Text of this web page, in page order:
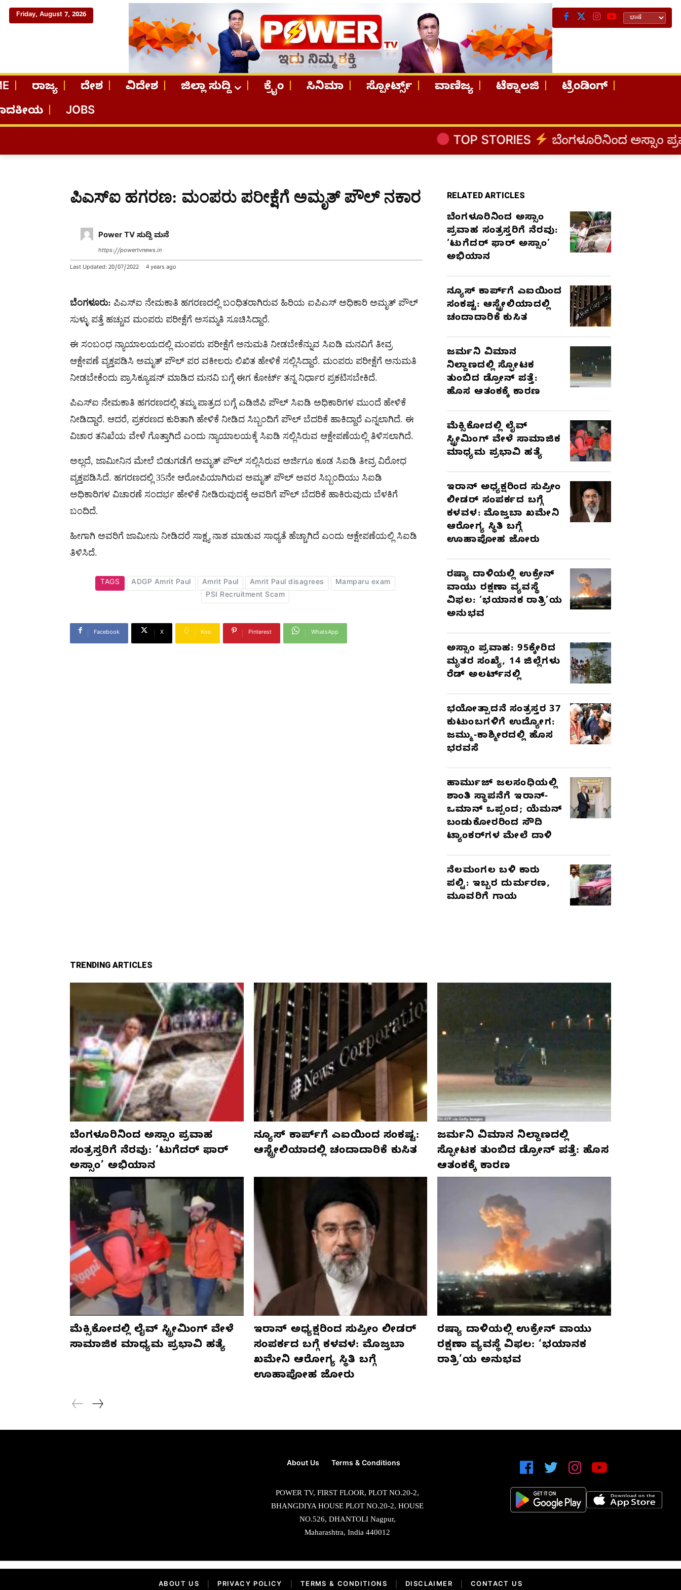
Friday, August 7, 2026
ರಾಜ್ಯ ದೇಶ ವಿದೇಶ ಜಿಲ್ಲಾ ಸುದ್ದಿ ಕ್ರೈಂ ಸಿನಿಮಾ ಸ್ಪೋರ್ಟ್ಸ್ ವಾಣಿಜ್ಯ ಟೆಕ್ನಾಲಜಿ
ಟ್ರೆಂಡಿಂಗ್
JOBS
TOP STORIES ಬೆಂಗಳೂರಿನಿಂದ ಅಸ್ಸಾಂ ಪ್ರವಾಹ
ಪಿಎಸ್ಐ ಹಗರಣ: ಮಂಪರು ಪರೀಕ್ಷೆಗೆ ಅಮೃತ್ ಪೌಲ್ ನಕಾರ
Power TV ಸುದ್ದಿ ಮನೆ
https://powertvnews.in
Last Updated: 20/07/2022 4 years ago
ಬೆಂಗಳೂರು: ಪಿಎಸ್ಐ ನೇಮಕಾತಿ ಹಗರಣದಲ್ಲಿ ಬಂಧಿತರಾಗಿರುವ ಹಿರಿಯ ಐಪಿಎಸ್ ಅಧಿಕಾರಿ ಅಮೃತ್ ಪೌಲ್
ಸುಳ್ಳು ಪತ್ತೆ ಹಚ್ಚುವ ಮಂಪರು ಪರೀಕ್ಷೆಗೆ ಅಸಮ್ಮತಿ ಸೂಚಿಸಿದ್ದಾರೆ.
ಈ ಸಂಬಂಧ ನ್ಯಾಯಾಲಯದಲ್ಲಿ ಮಂಪರು ಪರೀಕ್ಷೆಗೆ ಅನುಮತಿ ನೀಡಬೇಕೆನ್ನುವ ಸಿಐಡಿ ಮನವಿಗೆ ತೀವ್ರ
ಆಕ್ಷೇಪಣೆ ವ್ಯಕ್ತಪಡಿಸಿ ಅಮೃತ್ ಪೌಲ್ ಪರ ವಕೀಲರು ಲಿಖಿತ ಹೇಳಿಕೆ ಸಲ್ಲಿಸಿದ್ದಾರೆ. ಮಂಪರು ಪರೀಕ್ಷೆಗೆ ಅನುಮತಿ
ನೀಡಬೇಕೆಂದು ಪ್ರಾಸಿಕ್ಯೂಷನ್ ಮಾಡಿದ ಮನವಿ ಬಗ್ಗೆ ಈಗ ಕೋರ್ಟ್ ತನ್ನ ನಿರ್ಧಾರ ಪ್ರಕಟಿಸಬೇಕಿದೆ.
ಪಿಎಸ್‌ಐ ನೇಮಕಾತಿ ಹಗರಣದಲ್ಲಿ ತಮ್ಮ ಪಾತ್ರದ ಬಗ್ಗೆ ಎಡಿಜಿಪಿ ಪೌಲ್‌ ಸಿಐಡಿ ಅಧಿಕಾರಿಗಳ ಮುಂದೆ ಹೇಳಿಕೆ
ನೀಡಿದ್ದಾರೆ. ಆದರೆ, ಪ್ರಕರಣದ ಕುರಿತಾಗಿ ಹೇಳಿಕೆ ನೀಡಿದ ಸಿಬ್ಬಂದಿಗೆ ಪೌಲ್ ಬೆದರಿಕೆ ಹಾಕಿದ್ದಾರೆ ಎನ್ನಲಾಗಿದೆ. ಈ
ವಿಚಾರ ತನಿಖೆಯ ವೇಳೆ ಗೊತ್ತಾಗಿದೆ ಎಂದು ನ್ಯಾಯಾಲಯಕ್ಕೆ ಸಿಐಡಿ ಸಲ್ಲಿಸಿರುವ ಆಕ್ಷೇಪಣೆಯಲ್ಲಿ ತಿಳಿಸಲಾಗಿದೆ.
ಅಲ್ಲದೆ, ಜಾಮೀನಿನ‌ ಮೇಲೆ ಬಿಡುಗಡೆಗೆ ಅಮೃತ್ ಪೌಲ್​ ಸಲ್ಲಿಸಿರುವ ಅರ್ಜಿಗೂ ಕೂಡ ಸಿಐಡಿ ತೀವ್ರ ವಿರೋಧ
ವ್ಯಕ್ತಪಡಿಸಿದೆ. ಹಗರಣದಲ್ಲಿ 35ನೇ ಆರೋಪಿಯಾಗಿರುವ ಅಮೃತ್‌ ಪೌಲ್‌ ಅವರ ಸಿಬ್ಬಂದಿಯು ಸಿಐಡಿ
ಅಧಿಕಾರಿಗಳ ವಿಚಾರಣೆ ಸಂದರ್ಭ ಹೇಳಿಕೆ ನೀಡಿರುವುದಕ್ಕೆ ಅವರಿಗೆ ಪೌಲ್‌ ಬೆದರಿಕೆ ಹಾಕಿರುವುದು ಬೆಳಕಿಗೆ
ಬಂದಿದೆ.
ಹೀಗಾಗಿ ಅವರಿಗೆ ಜಾಮೀನು ನೀಡಿದರೆ ಸಾಕ್ಷ್ಯ ನಾಶ ಮಾಡುವ ಸಾಧ್ಯತೆ ಹೆಚ್ಚಾಗಿದೆ ಎಂದು ಆಕ್ಷೇಪಣೆಯಲ್ಲಿ ಸಿಐಡಿ
ತಿಳಿಸಿದೆ.
TAGS ADGP Amrit Paul Amrit Paul Amrit Paul disagrees
Mamparu exam
PSI Recruitment Scam
Facebook X Koo Pinterest WhatsApp
RELATED ARTICLES
ಬೆಂಗಳೂರಿನಿಂದ ಅಸ್ಸಾಂ
ಪ್ರವಾಹ ಸಂತ್ರಸ್ತರಿಗೆ ನೆರವು:
‘ಟುಗೆದರ್ ಫಾರ್ ಅಸ್ಸಾಂ’
ಅಭಿಯಾನ
ನ್ಯೂಸ್ ಕಾರ್ಪ್‌ಗೆ ಎಐಯಿಂದ
ಸಂಕಷ್ಟ: ಆಸ್ಟ್ರೇಲಿಯಾದಲ್ಲಿ
ಚಂದಾದಾರಿಕೆ ಕುಸಿತ
ಜರ್ಮನಿ ವಿಮಾನ
ನಿಲ್ದಾಣದಲ್ಲಿ ಸ್ಫೋಟಕ
ತುಂಬಿದ ಡ್ರೋನ್ ಪತ್ತೆ:
ಹೊಸ ಆತಂಕಕ್ಕೆ ಕಾರಣ
ಮೆಕ್ಸಿಕೋದಲ್ಲಿ ಲೈವ್
ಸ್ಟ್ರೀಮಿಂಗ್ ವೇಳೆ ಸಾಮಾಜಿಕ
ಮಾಧ್ಯಮ ಪ್ರಭಾವಿ ಹತ್ಯೆ
ಇರಾನ್ ಅಧ್ಯಕ್ಷರಿಂದ ಸುಪ್ರೀಂ
ಲೀಡರ್ ಸಂಪರ್ಕದ ಬಗ್ಗೆ
ಕಳವಳ: ಮೊಜ್ತಬಾ ಖಮೇನಿ
ಆರೋಗ್ಯ ಸ್ಥಿತಿ ಬಗ್ಗೆ
ಊಹಾಪೋಹ ಜೋರು
ರಷ್ಯಾ ದಾಳಿಯಲ್ಲಿ ಉಕ್ರೇನ್
ವಾಯು ರಕ್ಷಣಾ ವ್ಯವಸ್ಥೆ
ವಿಫಲ: ‘ಭಯಾನಕ ರಾತ್ರಿ’ಯ
ಅನುಭವ
ಅಸ್ಸಾಂ ಪ್ರವಾಹ: 95ಕ್ಕೇರಿದ
ಮೃತರ ಸಂಖ್ಯೆ, 14 ಜಿಲ್ಲೆಗಳು
ರೆಡ್ ಅಲರ್ಟ್‌ನಲ್ಲಿ
ಭಯೋತ್ಪಾದನೆ ಸಂತ್ರಸ್ತರ 37
ಕುಟುಂಬಗಳಿಗೆ ಉದ್ಯೋಗ:
ಜಮ್ಮು-ಕಾಶ್ಮೀರದಲ್ಲಿ ಹೊಸ
ಭರವಸೆ
ಹಾರ್ಮುಜ್ ಜಲಸಂಧಿಯಲ್ಲಿ
ಶಾಂತಿ ಸ್ಥಾಪನೆಗೆ ಇರಾನ್-
ಒಮಾನ್ ಒಪ್ಪಂದ; ಯೆಮನ್
ಬಂಡುಕೋರರಿಂದ ಸೌದಿ
ಟ್ಯಾಂಕರ್‌ಗಳ ಮೇಲೆ ದಾಳಿ
ನೆಲಮಂಗಲ ಬಳಿ ಕಾರು
ಪಲ್ಟಿ: ಇಬ್ಬರ ದುರ್ಮರಣ,
ಮೂವರಿಗೆ ಗಾಯ
TRENDING ARTICLES
ಬೆಂಗಳೂರಿನಿಂದ ಅಸ್ಸಾಂ ಪ್ರವಾಹ
ಸಂತ್ರಸ್ತರಿಗೆ ನೆರವು: ‘ಟುಗೆದರ್ ಫಾರ್
ಅಸ್ಸಾಂ’ ಅಭಿಯಾನ
ನ್ಯೂಸ್ ಕಾರ್ಪ್‌ಗೆ ಎಐಯಿಂದ ಸಂಕಷ್ಟ:
ಆಸ್ಟ್ರೇಲಿಯಾದಲ್ಲಿ ಚಂದಾದಾರಿಕೆ ಕುಸಿತ
ಜರ್ಮನಿ ವಿಮಾನ ನಿಲ್ದಾಣದಲ್ಲಿ
ಸ್ಫೋಟಕ ತುಂಬಿದ ಡ್ರೋನ್ ಪತ್ತೆ: ಹೊಸ
ಆತಂಕಕ್ಕೆ ಕಾರಣ
ಮೆಕ್ಸಿಕೋದಲ್ಲಿ ಲೈವ್ ಸ್ಟ್ರೀಮಿಂಗ್ ವೇಳೆ
ಸಾಮಾಜಿಕ ಮಾಧ್ಯಮ ಪ್ರಭಾವಿ ಹತ್ಯೆ
ಇರಾನ್ ಅಧ್ಯಕ್ಷರಿಂದ ಸುಪ್ರೀಂ ಲೀಡರ್
ಸಂಪರ್ಕದ ಬಗ್ಗೆ ಕಳವಳ: ಮೊಜ್ತಬಾ
ಖಮೇನಿ ಆರೋಗ್ಯ ಸ್ಥಿತಿ ಬಗ್ಗೆ
ಊಹಾಪೋಹ ಜೋರು
ರಷ್ಯಾ ದಾಳಿಯಲ್ಲಿ ಉಕ್ರೇನ್ ವಾಯು
ರಕ್ಷಣಾ ವ್ಯವಸ್ಥೆ ವಿಫಲ: ‘ಭಯಾನಕ
ರಾತ್ರಿ’ಯ ಅನುಭವ
About Us Terms & Conditions
POWER TV, FIRST FLOOR, PLOT NO.20-2,
BHANGDIYA HOUSE PLOT NO.20-2, HOUSE
NO.526, DHANTOLI Nagpur,
Maharashtra, India 440012
ABOUT US PRIVACY POLICY TERMS & CONDITIONS DISCLAIMER CONTACT US